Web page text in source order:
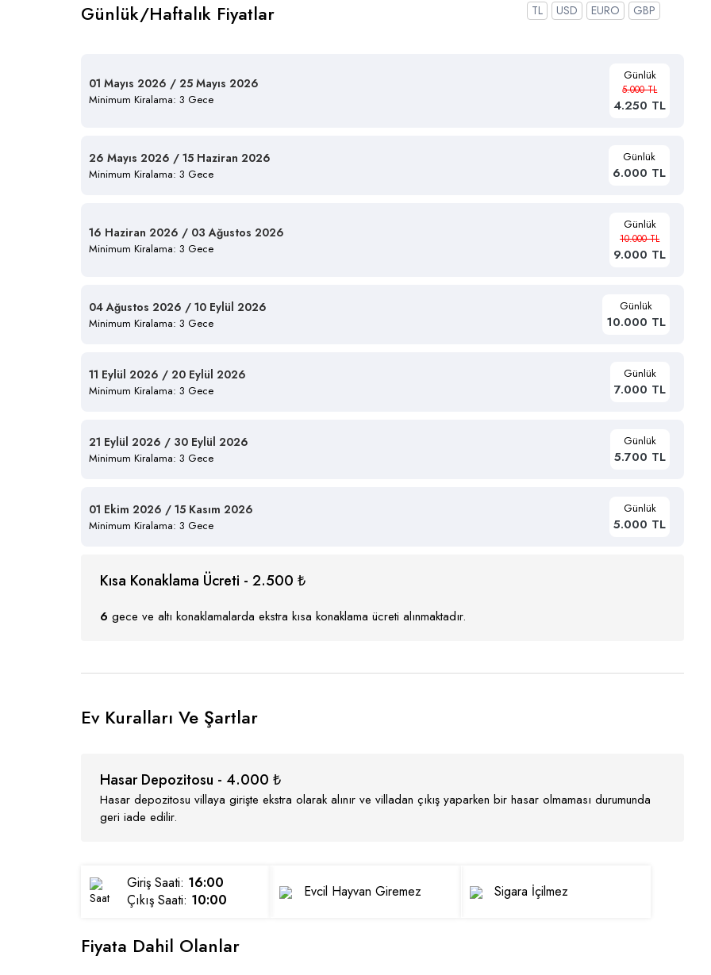
Günlük/Haftalık Fiyatlar TL USD EURO GBP
01 Mayıs 2026 / 25 Mayıs 2026
Minimum Kiralama: 3 Gece
Günlük
5.000 TL
4.250 TL
26 Mayıs 2026 / 15 Haziran 2026
Minimum Kiralama: 3 Gece
Günlük
6.000 TL
16 Haziran 2026 / 03 Ağustos 2026
Minimum Kiralama: 3 Gece
Günlük
10.000 TL
9.000 TL
04 Ağustos 2026 / 10 Eylül 2026
Minimum Kiralama: 3 Gece
Günlük
10.000 TL
11 Eylül 2026 / 20 Eylül 2026
Minimum Kiralama: 3 Gece
Günlük
7.000 TL
21 Eylül 2026 / 30 Eylül 2026
Minimum Kiralama: 3 Gece
Günlük
5.700 TL
01 Ekim 2026 / 15 Kasım 2026
Minimum Kiralama: 3 Gece
Günlük
5.000 TL
Kısa Konaklama Ücreti - 2.500 ₺
6 gece ve altı konaklamalarda ekstra kısa konaklama ücreti alınmaktadır.
Ev Kuralları Ve Şartlar
Hasar Depozitosu - 4.000 ₺
Hasar depozitosu villaya girişte ekstra olarak alınır ve villadan çıkış yaparken bir hasar olmaması durumunda
geri iade edilir.
Giriş Saati: 16:00
Çıkış Saati: 10:00 Evcil Hayvan Giremez Sigara İçilmez
Fiyata Dahil Olanlar